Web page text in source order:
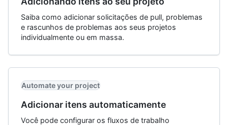
Saiba como adicionar solicitações de pull, problemas
e rascunhos de problemas aos seus projetos
individualmente ou em massa.
Automate your project
Adicionar itens automaticamente
Você pode configurar os fluxos de trabalho